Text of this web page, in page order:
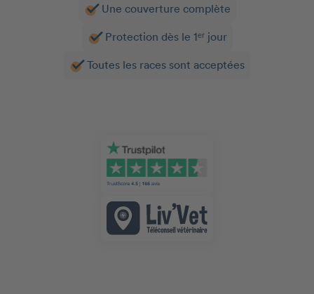
Une couverture complète
Protection dès le 1ᵉʳ jour
Toutes les races sont acceptées